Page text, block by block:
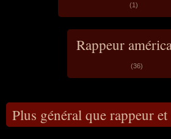
(1)
Rappeur
(36)
Plus général que rappeur et